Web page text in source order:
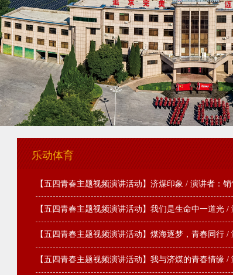
乐动体育
【五四青春主题视频演讲活动】济煤印象 / 演讲者：
【五四青春主题视频演讲活动】我们是生命中一道光
【五四青春主题视频演讲活动】煤海逐梦，青春同行
【五四青春主题视频演讲活动】我与济煤的青春情缘